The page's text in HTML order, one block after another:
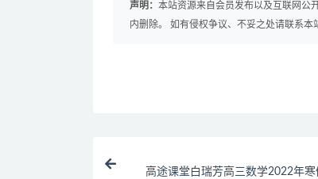
声明： 本站资源来自会员发布以及互联网公
内删除。 如有侵权争议、不妥之处请联系本
高途课堂白瑞芳高三数学2022年